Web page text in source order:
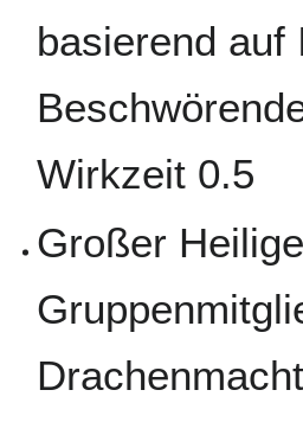
basierend auf
Wirkzeit 0.5
Großer